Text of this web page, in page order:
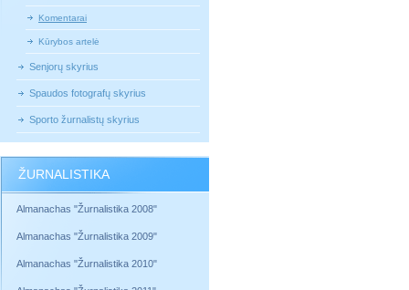
Komentarai
Kūrybos artelė
Senjorų skyrius
Spaudos fotografų skyrius
Sporto žurnalistų skyrius
ŽURNALISTIKA
Almanachas "Žurnalistika 2008"
Almanachas "Žurnalistika 2009"
Almanachas "Žurnalistika 2010"